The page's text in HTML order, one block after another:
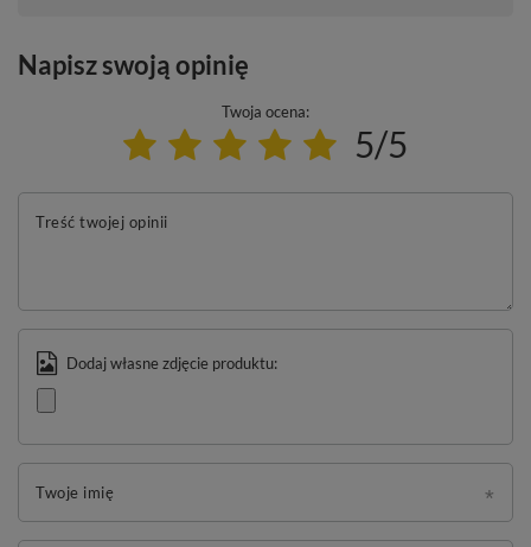
Napisz swoją opinię
Twoja ocena:
5/5
Treść twojej opinii
Dodaj własne zdjęcie produktu:
Twoje imię